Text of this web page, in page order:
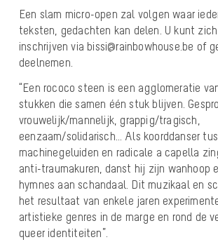
Een slam micro-open zal volgen waar
teksten, gedachten kan delen. U kunt
inschrijven via bissi@rainbowhouse.be of
deelnemen.
“Een rococo steen is een agglomeratie
stukken die samen één stuk blijven.
vrouwelijk/mannelijk, grappig/tragisch,
eenzaam/solidarisch… Als koorddanser
machinegeluiden en radicale a capella
anti-traumakuren, danst hij zijn wanhoop
hymnes aan schandaal. Dit muzikaal en
het resultaat van enkele jaren
artistieke genres in de marge en rond de
queer identiteiten”.